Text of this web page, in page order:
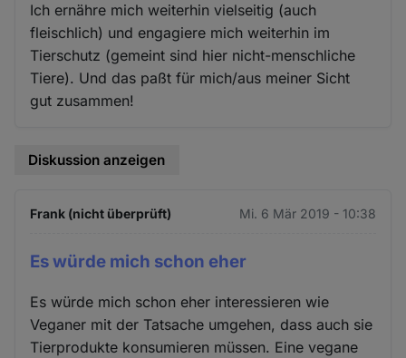
Ich ernähre mich weiterhin vielseitig (auch
fleischlich) und engagiere mich weiterhin im
Tierschutz (gemeint sind hier nicht-menschliche
Tiere). Und das paßt für mich/aus meiner Sicht
gut zusammen!
Diskussion anzeigen
Frank (nicht überprüft) Mi. 6 Mär 2019 - 10:38
Es würde mich schon eher
Es würde mich schon eher interessieren wie
Veganer mit der Tatsache umgehen, dass auch sie
Tierprodukte konsumieren müssen. Eine vegane